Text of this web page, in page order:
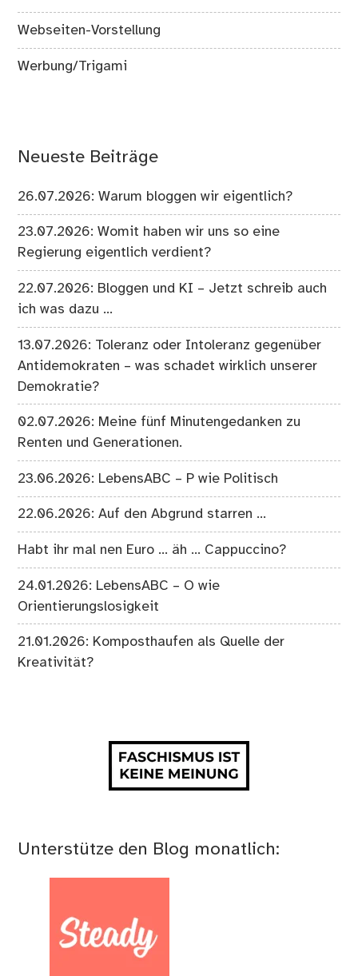
Was läuft bei mir
Webseiten-Vorstellung
26.07.2026: Warum bloggen wir eigentlich?
23.07.2026: Womit haben wir uns so eine
Regierung eigentlich verdient?
22.07.2026: Bloggen und KI – Jetzt schreib auch
ich was dazu …
13.07.2026: Toleranz oder Intoleranz gegenüber
Antidemokraten – was schadet wirklich unserer
Demokratie?
02.07.2026: Meine fünf Minutengedanken zu
Renten und Generationen.
23.06.2026: LebensABC – P wie Politisch
22.06.2026: Auf den Abgrund starren …
Habt ihr mal nen Euro … äh … Cappuccino?
24.01.2026: LebensABC – O wie
Orientierungslosigkeit
21.01.2026: Komposthaufen als Quelle der